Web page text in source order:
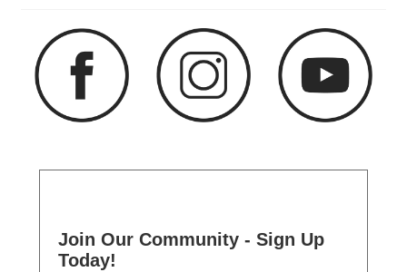
Join Our Community - Sign Up
Today!